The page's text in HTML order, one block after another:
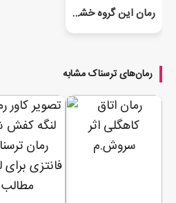
رمان این گروه خشن
رمان‌های ترسناک مشابه